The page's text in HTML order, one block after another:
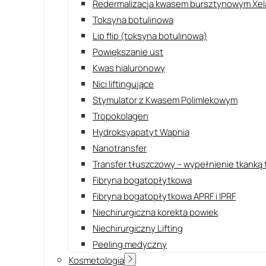
Redermalizacja kwasem bursztynowym
Toksyna botulinowa
Lip flip (toksyna botulinowa)
Powiększanie ust
Kwas hialuronowy
Nici liftingujące
Stymulator z Kwasem Polimlekowym
Tropokolagen
Hydroksyapatyt Wapnia
Nanotransfer
Transfer tłuszczowy – wypełnienie tkanką
Fibryna bogatopłytkowa
Fibryna bogatopłytkowa APRF i IPRF
Niechirurgiczna korekta powiek
Niechirurgiczny Lifting
Peeling medyczny
Kosmetologia